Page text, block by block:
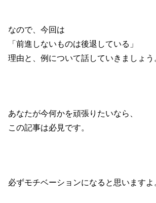
なので、今回は
「前進しないものは後退している」
理由と、例について話していきましょう
あなたが今何かを頑張りたいなら、
この記事は必見です。
必ずモチベーションになると思いますよ